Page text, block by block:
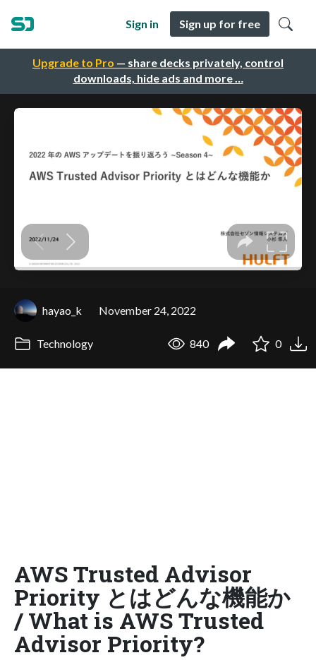
Upgrade to Pro — share decks privately, control
downloads, hide ads and more …
Sign in Sign up for free
hayao_k November 24, 2022
Technology 840 0
AWS Trusted Advisor
Priority とはどんな機能か
/ What is AWS Trusted
Advisor Priority?